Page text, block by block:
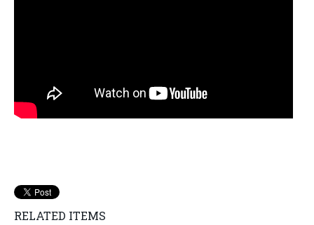
RELATED ITEMS